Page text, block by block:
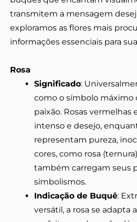
transmitem a mensagem
exploramos as flores mais
informações essenciais para
Rosa
Significado:
como o símbolo máximo
paixão. Rosas vermelhas
intenso e desejo,
representam pureza,
cores, como rosa
também carregam seus
simbolismos.
Indicação de Buquê:
versátil, a rosa se adapta